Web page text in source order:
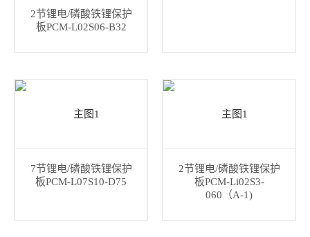
2节锂电/磷酸铁锂保护
板PCM-L02S06-B32
7节锂电/磷酸铁锂保护
板PCM-L07S10-D75
2节锂电/磷酸铁锂保护
板PCM-Li02S3-
060（A-1)